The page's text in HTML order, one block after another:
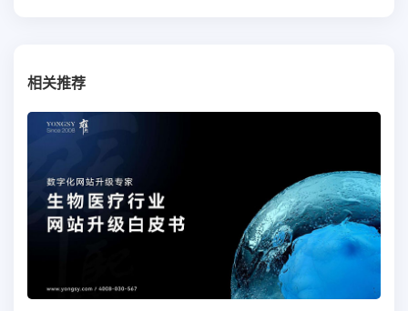
相关推荐